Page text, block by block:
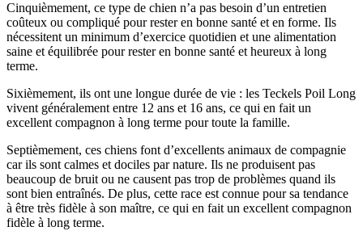
Cinquièmement, ce type de chien n’a pas besoin d’un entretien
coûteux ou compliqué pour rester en bonne santé et en forme. Ils
nécessitent un minimum d’exercice quotidien et une alimentation
saine et équilibrée pour rester en bonne santé et heureux à long
terme.
Sixièmement, ils ont une longue durée de vie : les Teckels Poil Long
vivent généralement entre 12 ans et 16 ans, ce qui en fait un
excellent compagnon à long terme pour toute la famille.
Septièmement, ces chiens font d’excellents animaux de compagnie
car ils sont calmes et dociles par nature. Ils ne produisent pas
beaucoup de bruit ou ne causent pas trop de problèmes quand ils
sont bien entraînés. De plus, cette race est connue pour sa tendance
à être très fidèle à son maître, ce qui en fait un excellent compagnon
fidèle à long terme.